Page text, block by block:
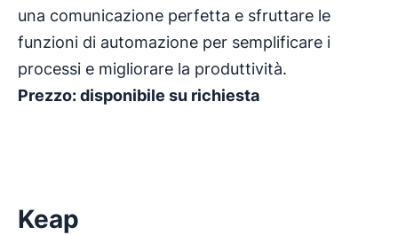
una comunicazione perfetta e sfruttare le
funzioni di automazione per semplificare i
processi e migliorare la produttività.
Prezzo: disponibile su richiesta
Keap